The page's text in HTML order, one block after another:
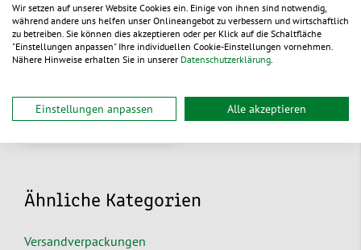
Abfülleinrichtung für
Wandmontage
Aus 2 Varianten wählen
179,00 € / St.
lieferbar
Ähnliche Kategorien
Versandverpackungen
Wir setzen auf unserer Website Cookies ein. Einige von ihnen sind notwendig,
während andere uns helfen unser Onlineangebot zu verbessern und wirtschaftlich
zu betreiben. Sie können dies akzeptieren oder per Klick auf die Schaltfläche
"Einstellungen anpassen" Ihre individuellen Cookie-Einstellungen vornehmen.
Nähere Hinweise erhalten Sie in unserer Datenschutzerklärung
Einstellungen anpassen Alle akzeptieren